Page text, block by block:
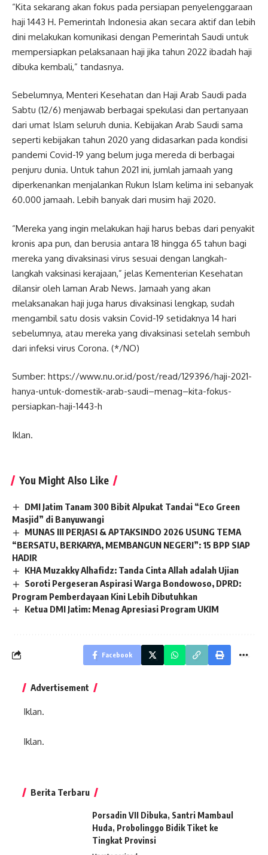
“Kita sekarang akan fokus pada persiapan penyelenggaraan
haji 1443 H. Pemerintah Indonesia akan secara aktif dan lebih
dini melakukan komunikasi dengan Pemerintah Saudi untuk
mempersiapkan pelaksanaan haji jika tahun 2022 ibadah haji
dibuka kembali,” tandasnya.
Sebelumnya, Menteri Kesehatan dan Haji Arab Saudi pada
Sabtu (12/6) menjawab berbagai spekulasi dan pertanyaan
dari umat Islam seluruh dunia. Kebijakan Arab Saudi sama
seperti kebijakan tahun 2020 yang didasarkan pada kondisi
pandemi Covid-19 yang belum juga mereda di berbagai
penjuru dunia. Untuk tahun 2021 ini, jumlah jamaah yang
diperkenankan menjalankan Rukun Islam kelima ini sebanyak
60.000 jamaah. Lebih banyak dari musim haji 2020.
“Mereka yang ingin melakukan haji harus bebas dari penyakit
kronis apa pun, dan berusia antara 18 hingga 65 tahun bagi
mereka yang divaksinasi virus sesuai dengan langkah-
langkah vaksinasi kerajaan,” jelas Kementerian Kesehatan
dilansir oleh laman Arab News. Jamaah yang akan
melaksanakan haji juga harus divaksinasi lengkap, sudah
mengambil satu dosis vaksin Covid-19 setidaknya 14 hari
sebelumnya, atau mereka yang divaksinasi setelah sembuh
dari infeksi virus Corona. (*/NO)
Sumber: https://www.nu.or.id/post/read/129396/haji-2021-
hanya-untuk-domestik-arab-saudi–menag–kita-fokus-
persiapkan-haji-1443-h
Iklan.
You Might Also Like
DMI Jatim Tanam 300 Bibit Alpukat Tandai “Eco Green
Masjid” di Banyuwangi
MUNAS III PERJASI & APTAKSINDO 2026 USUNG TEMA
“BERSATU, BERKARYA, MEMBANGUN NEGERI”: 15 BPP SIAP
HADIR
KHA Muzakky Alhafidz: Tanda Cinta Allah adalah Ujian
Soroti Pergeseran Aspirasi Warga Bondowoso, DPRD:
Program Pemberdayaan Kini Lebih Dibutuhkan
Ketua DMI Jatim: Menag Apresiasi Program UKIM
Facebook
Advertisement
Iklan.
Iklan.
Berita Terbaru
Porsadin VII Dibuka, Santri Mambaul
Huda, Probolinggo Bidik Tiket ke
Tingkat Provinsi